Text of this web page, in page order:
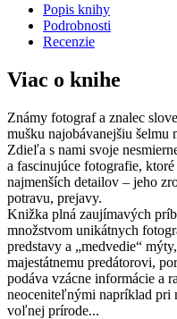
Popis knihy
Podrobnosti
Recenzie
Viac o knihe
Známy fotograf a znalec
mušku najobávanejšiu šelmu
Zdieľa s nami svoje
a fascinujúce fotografie,
najmenších detailov – jeho
potravu, prejavy.
Knižka plná zaujímavých
množstvom unikátnych
predstavy a „medvedie“
majestátnemu predátorovi,
podáva vzácne informácie a
neoceniteľnými napríklad pri
voľnej prírode...